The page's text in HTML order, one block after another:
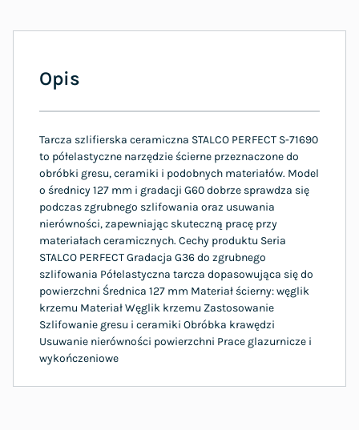
Opis
Tarcza szlifierska ceramiczna STALCO PERFECT S-71690
to półelastyczne narzędzie ścierne przeznaczone do
obróbki gresu, ceramiki i podobnych materiałów. Model
o średnicy 127 mm i gradacji G60 dobrze sprawdza się
podczas zgrubnego szlifowania oraz usuwania
nierówności, zapewniając skuteczną pracę przy
materiałach ceramicznych. Cechy produktu Seria
STALCO PERFECT Gradacja G36 do zgrubnego
szlifowania Półelastyczna tarcza dopasowująca się do
powierzchni Średnica 127 mm Materiał ścierny: węglik
krzemu Materiał Węglik krzemu Zastosowanie
Szlifowanie gresu i ceramiki Obróbka krawędzi
Usuwanie nierówności powierzchni Prace glazurnicze i
wykończeniowe